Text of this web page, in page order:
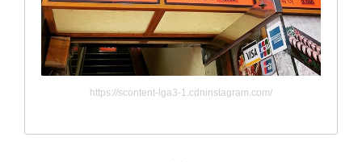
https://scontent-lga3-1.cdninstagram.com/